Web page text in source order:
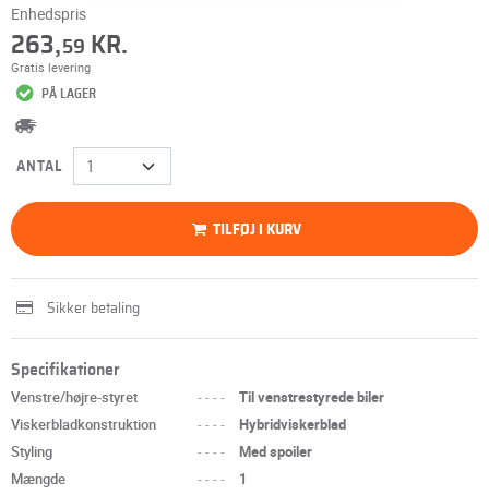
Enhedspris
263,59 KR.
Gratis levering
PÅ LAGER
ANTAL
TILFØJ I KURV
Sikker betaling
Specifikationer
Venstre/højre-styret ----
Til venstrestyrede biler
Viskerbladkonstruktion
----
Hybridviskerblad
Styling
----
Med spoiler
Mængde
----
1